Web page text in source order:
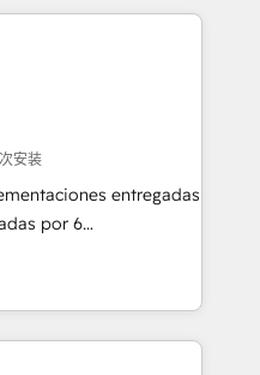
web design, sales
digital marketing. With
with tech companies
we are committed to
their
through
integration of
ecosystem. Would
support tailored
With 125+
安装
entregadas
por 6
HubSpot Academy.
en cada etapa de su
tecnología y